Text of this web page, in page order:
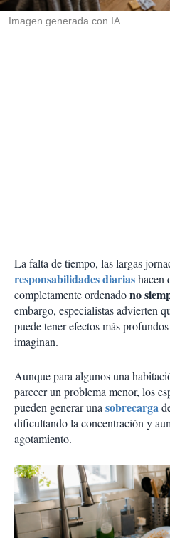
r
Imagen generada con IA
La falta de tiempo, las largas
responsabilidades diariashacen
completamente ordenadono
embargo, especialistas advierten
puede tener efectos más
imaginan.
Aunque para algunos una
parecer un problema menor, los
pueden generar unasobrecarga
dificultando la concentración y
agotamiento.